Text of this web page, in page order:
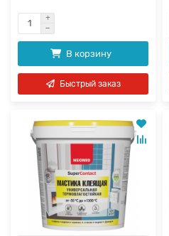
В корзину
Быстрый заказ